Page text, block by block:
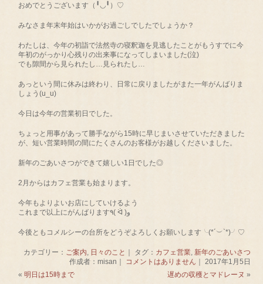
おめでとうございます（╹◡╹）♡
みなさま年末年始はいかがお過ごしでしたでしょうか？
わたしは、今年の初詣で法然寺の寝釈迦を見逃したことがもうすでに今
年初のがっかり心残りの出来事になってしまいました(泣)
でも隙間から見られたし…見られたし…
あっという間に休みは終わり、日常に戻りましたがまた一年がんばりま
しょう(u_u)
今日は今年の営業初日でした。
ちょっと用事があって勝手ながら15時に早じまいさせていただきました
が、短い営業時間の間にたくさんのお客様がお越しくださいました。
新年のごあいさつができて嬉しい1日でした◎
2月からはカフェ営業も始まります。
今年もよりよいお店にしていけるよう
これまで以上にがんばります٩( ᐛ )و
今後ともコメルシーの台所をどうぞよろしくお願いします╰(*´︶`*)╯♡
カテゴリー： ご案内, 日々のこと ｜ タグ： カフェ営業, 新年のごあいさつ
作成者：misan｜ コメントはありません ｜ 2017年1月5日
«明日は15時まで 遅めの収穫とマドレーヌ »